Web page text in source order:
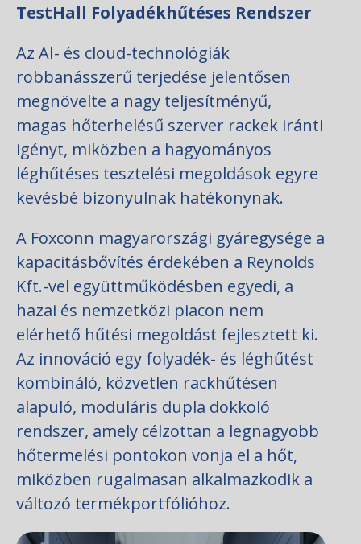
TestHall Folyadékhűtéses Rendszer
Az AI- és cloud-technológiák
robbanásszerű terjedése jelentősen
megnövelte a nagy teljesítményű,
magas hőterhelésű szerver rackek iránti
igényt, miközben a hagyományos
léghűtéses tesztelési megoldások egyre
kevésbé bizonyulnak hatékonynak.
A Foxconn magyarországi gyáregysége a
kapacitásbővítés érdekében a Reynolds
Kft.-vel együttműködésben egyedi, a
hazai és nemzetközi piacon nem
elérhető hűtési megoldást fejlesztett ki.
Az innováció egy folyadék- és léghűtést
kombináló, közvetlen rackhűtésen
alapuló, moduláris dupla dokkoló
rendszer, amely célzottan a legnagyobb
hőtermelési pontokon vonja el a hőt,
miközben rugalmasan alkalmazkodik a
változó termékportfólióhoz.